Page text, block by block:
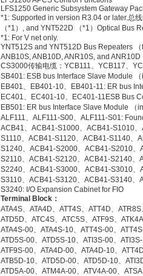
LFS1250 Generic Subsystem Gateway
*1: Supported in version R3.04 or later.总
（*1）, and YNT522D （*1）Optical Bus
*1: For V net only.
YNT512S and YNT512D Bus Repeaters
ANB10S, ANB10D, ANR10S, and
CS3000传输电缆：YCB111、YCB117、
SB401: ESB bus Interface Slave Module
EB401、EB401-10、EB401-11: ER bus
EC401、EC401-10、EC401-11ESB Bus
EB501: ER bus Interface Slave Module （
ALF111、ALF111-S00、ALF111-S01:
ACB41、ACB41-S1000、ACB41-S1010
S1110、ACB41-S1120、ACB41-S1140
S1240、ACB41-S2000、ACB41-S2010
S2110、ACB41-S2120、ACB41-S2140
S2240、ACB41-S3000、ACB41-S3010
S3110、ACB41-S3120、ACB41-S3140
S3240: I/O Expansion Cabinet for FIO
Terminal Block ：
ATA4S、ATA4D、ATT4S、ATT4D、
ATD5D、ATC4S、ATC5S、ATF9S、
ATA4S-00、ATA4S-10、ATT4S-00、
ATD5S-00、ATD5S-10、ATI3S-00、
ATF9S-00、ATA4D-00、ATA4D-10、
ATB5D-10、ATD5D-00、ATD5D-10、
ATD5A-00、ATM4A-00、ATV4A-00、